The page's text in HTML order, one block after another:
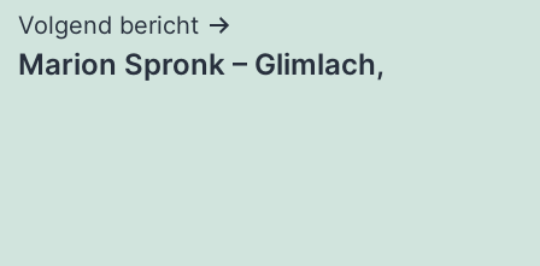
Volgend bericht
Marion Spronk – Glimlach,